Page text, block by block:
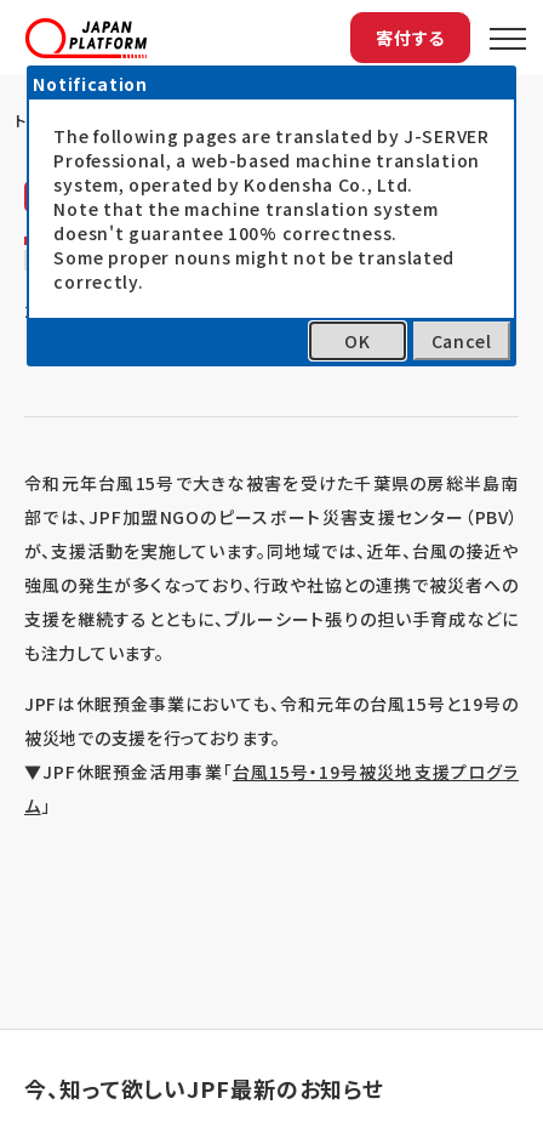
寄付する
トップ
活動レポート ピースボート災害支援センター（PBV）
令和元年台風15号被災地での支援活動
21.11.11
令和元年台風15号で大きな被害を受けた千葉県の房総半島南
部では、JPF加盟NGOのピースボート災害支援センター（PBV）
が、支援活動を実施しています。同地域では、近年、台風の接近や
強風の発生が多くなっており、行政や社協との連携で被災者への
支援を継続するとともに、ブルーシート張りの担い手育成などに
も注力しています。
JPFは休眠預金事業においても、令和元年の台風15号と19号の
被災地での支援を行っております。
▼JPF休眠預金活用事業「台風15号・19号被災地支援プログラ
ム」
今、知って欲しいJPF最新のお知らせ
Notification
The following pages are translated by J-SERVER
Professional, a web-based machine translation
system, operated by Kodensha Co., Ltd.
Note that the machine translation system
doesn't guarantee 100% correctness.
Some proper nouns might not be translated
correctly.
OK Cancel